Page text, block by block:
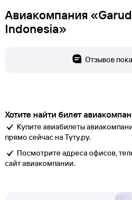
Авиакомпания
Indonesia»
Отзывов
Хотите найти билет
Купите авиабилеты
прямо сейчас на Туту.ру.
Посмотрите адреса офисов,
сайт авиакомпании.